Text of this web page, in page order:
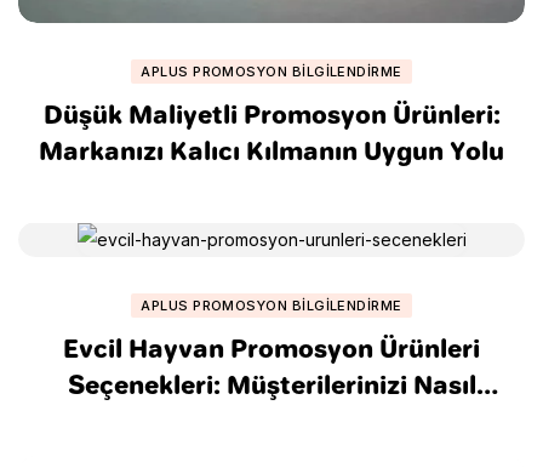
APLUS PROMOSYON BILGILENDIRME
Düşük Maliyetli Promosyon Ürünleri:
Markanızı Kalıcı Kılmanın Uygun Yolu
APLUS PROMOSYON BILGILENDIRME
Evcil Hayvan Promosyon Ürünleri
Seçenekleri: Müşterilerinizi Nasıl